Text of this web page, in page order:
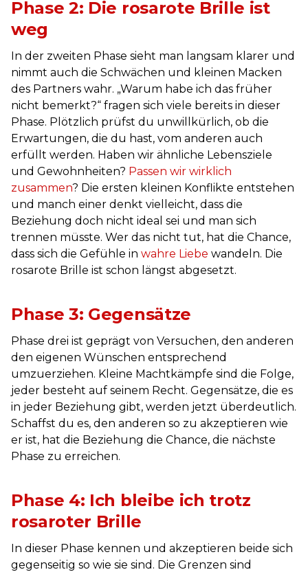
Phase 2: Die rosarote Brille ist
weg
In der zweiten Phase sieht man langsam klarer und
nimmt auch die Schwächen und kleinen Macken
des Partners wahr. „Warum habe ich das früher
nicht bemerkt?“ fragen sich viele bereits in dieser
Phase. Plötzlich prüfst du unwillkürlich, ob die
Erwartungen, die du hast, vom anderen auch
erfüllt werden. Haben wir ähnliche Lebensziele
und Gewohnheiten? Passen wir wirklich
zusammen? Die ersten kleinen Konflikte entstehen
und manch einer denkt vielleicht, dass die
Beziehung doch nicht ideal sei und man sich
trennen müsste. Wer das nicht tut, hat die Chance,
dass sich die Gefühle in wahre Liebe wandeln. Die
rosarote Brille ist schon längst abgesetzt.
Phase 3: Gegensätze
Phase drei ist geprägt von Versuchen, den anderen
den eigenen Wünschen entsprechend
umzuerziehen. Kleine Machtkämpfe sind die Folge,
jeder besteht auf seinem Recht. Gegensätze, die es
in jeder Beziehung gibt, werden jetzt überdeutlich.
Schaffst du es, den anderen so zu akzeptieren wie
er ist, hat die Beziehung die Chance, die nächste
Phase zu erreichen.
Phase 4: Ich bleibe ich trotz
rosaroter Brille
In dieser Phase kennen und akzeptieren beide sich
gegenseitig so wie sie sind. Die Grenzen sind